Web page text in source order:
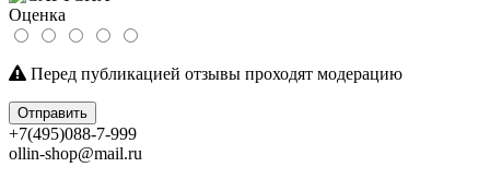
Оценка
Перед публикацией отзывы проходят модерацию
Отправить
+7(495)088-7-999
ollin-shop@mail.ru